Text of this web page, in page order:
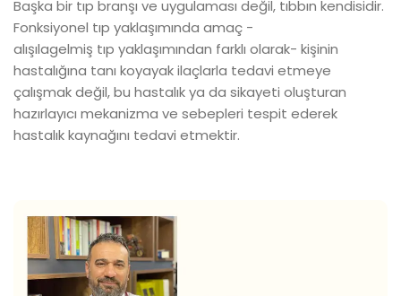
Başka bir tıp branşı ve uygulaması değil, tıbbın kendisidir.
Fonksiyonel tıp yaklaşımında amaç -
alışılagelmiş tıp yaklaşımından farklı olarak- kişinin
hastalığına tanı koyayak ilaçlarla tedavi etmeye
çalışmak değil, bu hastalık ya da sikayeti oluşturan
hazırlayıcı mekanizma ve sebepleri tespit ederek
hastalık kaynağını tedavi etmektir.